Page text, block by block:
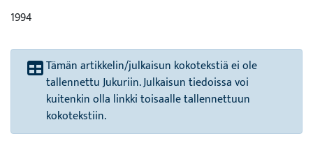
1994
Tämän artikkelin/julkaisun kokotekstiä ei ole
tallennettu Jukuriin. Julkaisun tiedoissa voi
kuitenkin olla linkki toisaalle tallennettuun
kokotekstiin.